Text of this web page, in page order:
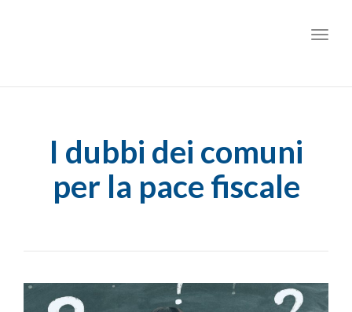
I dubbi dei comuni
per la pace fiscale